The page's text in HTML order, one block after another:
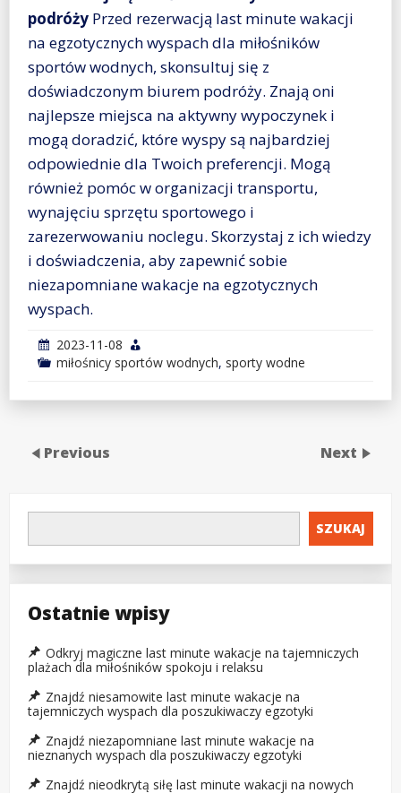
podróży Przed rezerwacją last minute wakacji
na egzotycznych wyspach dla miłośników
sportów wodnych, skonsultuj się z
doświadczonym biurem podróży. Znają oni
najlepsze miejsca na aktywny wypoczynek i
mogą doradzić, które wyspy są najbardziej
odpowiednie dla Twoich preferencji. Mogą
również pomóc w organizacji transportu,
wynajęciu sprzętu sportowego i
zarezerwowaniu noclegu. Skorzystaj z ich wiedzy
i doświadczenia, aby zapewnić sobie
niezapomniane wakacje na egzotycznych
wyspach.
2023-11-08
miłośnicy sportów wodnych, sporty wodne
Previous Next
SZUKAJ
Ostatnie wpisy
Odkryj magiczne last minute wakacje na tajemniczych
plażach dla miłośników spokoju i relaksu
Znajdź niesamowite last minute wakacje na
tajemniczych wyspach dla poszukiwaczy egzotyki
Znajdź niezapomniane last minute wakacje na
nieznanych wyspach dla poszukiwaczy egzotyki
Znajdź nieodkrytą siłę last minute wakacji na nowych